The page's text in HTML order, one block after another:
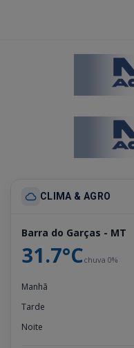
CLIMA & AGRO
Barra do Garças - MT
31.7°Cchuva 0%
Manhã
Tarde
Noite